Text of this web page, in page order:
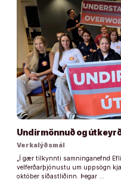
Undirmönnuð og
Verkalýðsmál
„Í gær tilkynnti samninganefnd
velferðarþjónustu um uppsögn
október síðastliðinn. Þegar …